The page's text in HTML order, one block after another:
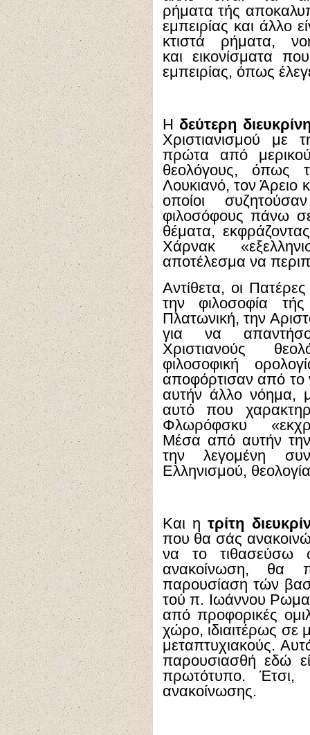
ρήματα τής
εμπειρίας και άλλο
κτιστά ρήματα,
και εικονίσματα
εμπειρίας, όπως
Η δεύτερη
Χριστιανισμού με
πρώτα από
θεολόγους, όπως
Λουκιανό, τον Άρειο
οποίοι
φιλοσόφους πάνω
θέματα,
Χάρνακ
αποτέλεσμα να
Αντίθετα, οι
την φιλοσοφία
Πλατωνική, την
για να
Χριστιανούς
φιλοσοφική
αποφόρτισαν από το
αυτήν άλλο νόημα,
αυτό που
Φλωρόφσκυ
Μέσα από αυτήν
την λεγομένη
Ελληνισμού,
Και ητρίτη
που θα σάς
να το τιθασεύσω
ανακοίνωση, θα
παρουσίαση τών
τού π. Ιωάννου
από προφορικές
χώρο, ιδιαιτέρως σε
μεταπτυχιακούς.
παρουσιασθή εδώ
πρωτότυπο.
ανακοίνωσης.